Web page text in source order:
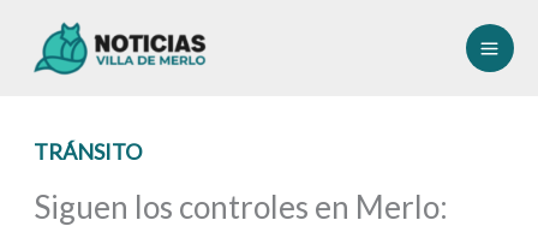
TRÁNSITO
Siguen los controles en Merlo: